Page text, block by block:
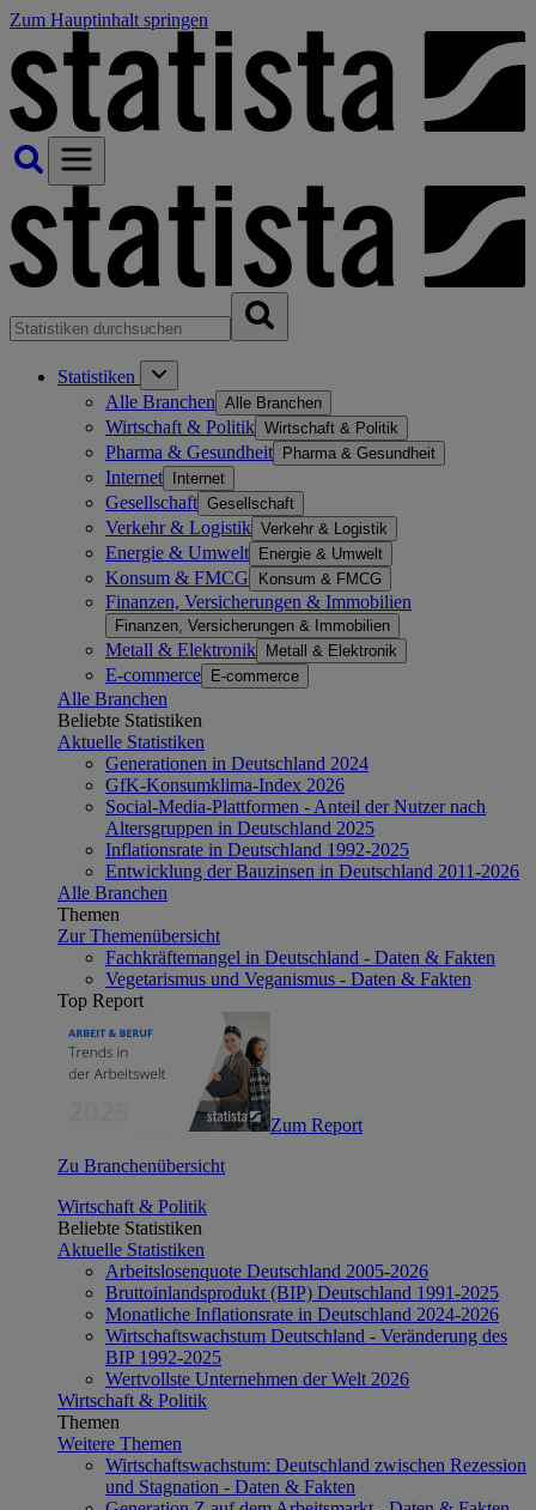
Zum Hauptinhalt springen
Statistiken
Alle Branchen Alle Branchen
Wirtschaft & Politik Wirtschaft & Politik
Pharma & Gesundheit Pharma & Gesundheit
Internet Internet
Gesellschaft Gesellschaft
Verkehr & Logistik Verkehr & Logistik
Energie & Umwelt Energie & Umwelt
Konsum & FMCG Konsum & FMCG
Finanzen, Versicherungen & Immobilien
Finanzen, Versicherungen & Immobilien
Metall & Elektronik Metall & Elektronik
E-commerce E-commerce
Alle Branchen
Beliebte Statistiken
Aktuelle Statistiken
Generationen in Deutschland 2024
GfK-Konsumklima-Index 2026
Social-Media-Plattformen - Anteil der Nutzer nach
Altersgruppen in Deutschland 2025
Inflationsrate in Deutschland 1992-2025
Entwicklung der Bauzinsen in Deutschland 2011-2026
Alle Branchen
Themen
Zur Themenübersicht
Fachkräftemangel in Deutschland - Daten & Fakten
Vegetarismus und Veganismus - Daten & Fakten
Top Report
Zum Report
Zu Branchenübersicht
Wirtschaft & Politik
Beliebte Statistiken
Aktuelle Statistiken
Arbeitslosenquote Deutschland 2005-2026
Bruttoinlandsprodukt (BIP) Deutschland 1991-2025
Monatliche Inflationsrate in Deutschland 2024-2026
Wirtschaftswachstum Deutschland - Veränderung des
BIP 1992-2025
Wertvollste Unternehmen der Welt 2026
Wirtschaft & Politik
Themen
Weitere Themen
Wirtschaftswachstum: Deutschland zwischen Rezession
und Stagnation - Daten & Fakten